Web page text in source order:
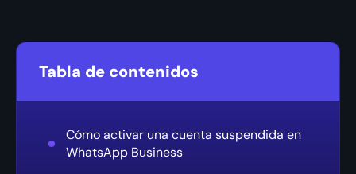
Tabla de contenidos
Cómo activar una cuenta suspendida en
WhatsApp Business